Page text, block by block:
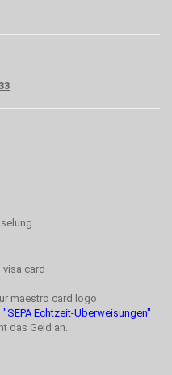
"SEPA Echtzeit-Überweisungen"
das Geld an.